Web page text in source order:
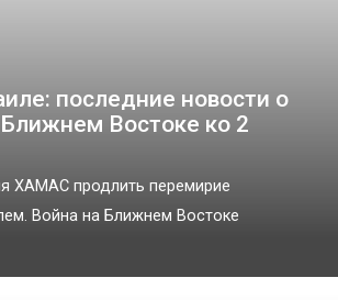
последние новости о
Ближнем Востоке ко 2
ХАМАС продлить перемирие
Война на Ближнем Востоке